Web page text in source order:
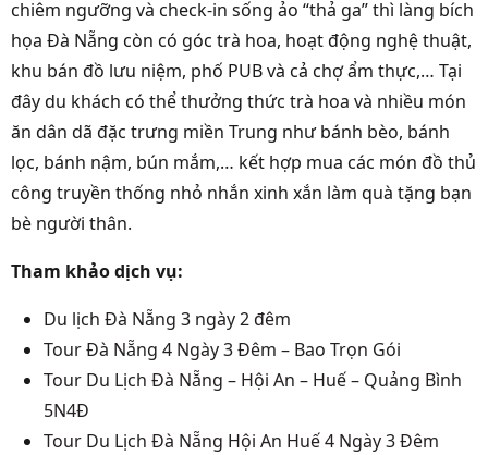
chiêm ngưỡng và check-in sống ảo “thả ga” thì làng bích
họa Đà Nẵng còn có góc trà hoa, hoạt động nghệ thuật,
khu bán đồ lưu niệm, phố PUB và cả chợ ẩm thực,… Tại
đây du khách có thể thưởng thức trà hoa và nhiều món
ăn dân dã đặc trưng miền Trung như bánh bèo, bánh
lọc, bánh nậm, bún mắm,… kết hợp mua các món đồ thủ
công truyền thống nhỏ nhắn xinh xắn làm quà tặng bạn
bè người thân.
Tham khảo dịch vụ:
Du lịch Đà Nẵng 3 ngày 2 đêm
Tour Đà Nẵng 4 Ngày 3 Đêm – Bao Trọn Gói
Tour Du Lịch Đà Nẵng – Hội An – Huế – Quảng Bình
5N4Đ
Tour Du Lịch Đà Nẵng Hội An Huế 4 Ngày 3 Đêm